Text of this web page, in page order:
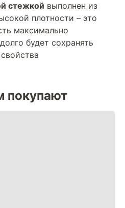
стежкой выполнен из
плотности – это
максимально
будет сохранять
покупают